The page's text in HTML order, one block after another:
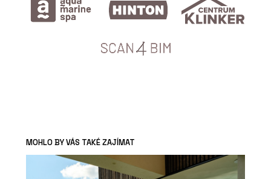
MOHLO BY VÁS TAKÉ ZAJÍMAT